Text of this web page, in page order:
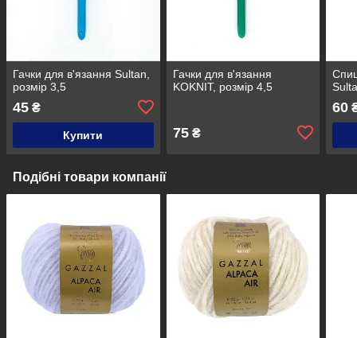
Гачки для в'язання Sultan,
розмір 3,5
45 ₴
Купити
Гачки для в'язання
KOKNIT, розмір 4,5
75₴
60
Подібні товари компанії